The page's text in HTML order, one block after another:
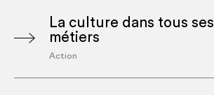
La culture dans tous ses
métiers
Action